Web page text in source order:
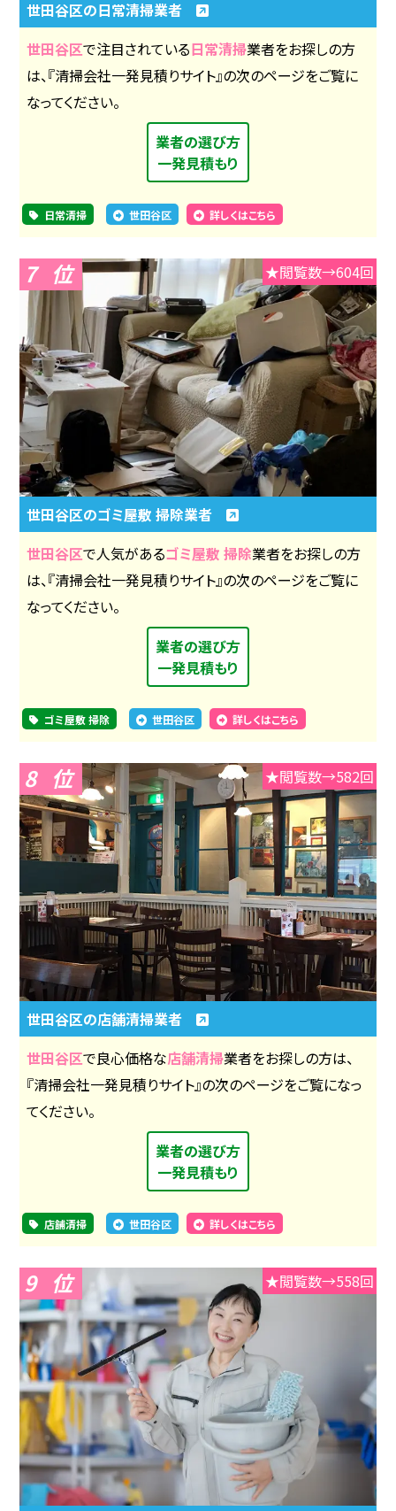
世田谷区の日常清掃業者
世田谷区で注目されている日常清掃業者をお探しの方
は、『清掃会社一発見積りサイト』の次のページをご覧に
なってください。
業者の選び方
一発見積もり
日常清掃 世田谷区 詳しくはこちら
7 ★閲覧数→604回
世田谷区のゴミ屋敷 掃除業者
世田谷区で人気があるゴミ屋敷 掃除業者をお探しの方
は、『清掃会社一発見積りサイト』の次のページをご覧に
なってください。
業者の選び方
一発見積もり
ゴミ屋敷 掃除 世田谷区 詳しくはこちら
8 ★閲覧数→582回
世田谷区の店舗清掃業者
世田谷区で良心価格な店舗清掃業者をお探しの方は、
『清掃会社一発見積りサイト』の次のページをご覧になっ
てください。
業者の選び方
一発見積もり
店舗清掃 世田谷区 詳しくはこちら
9 ★閲覧数→558回